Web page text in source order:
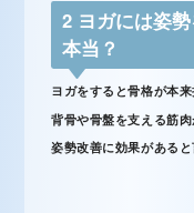
2 ヨガには姿
本当？
ヨガをすると骨格が本
背骨や骨盤を支える筋
姿勢改善に効果がある